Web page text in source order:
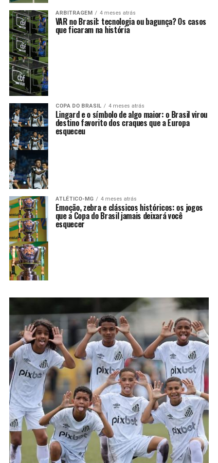
ARBITRAGEM 4 meses atrás
VAR no Brasil: tecnologia ou bagunça? Os casos
que ficaram na história
COPA DO BRASIL 4 meses atrás
Lingard e o símbolo de algo maior: o Brasil virou
destino favorito dos craques que a Europa
esqueceu
ATLÉTICO-MG 4 meses atrás
Emoção, zebra e clássicos históricos: os jogos
que a Copa do Brasil jamais deixará você
esquecer